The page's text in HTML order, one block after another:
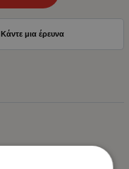
Κάντε μια έρευνα